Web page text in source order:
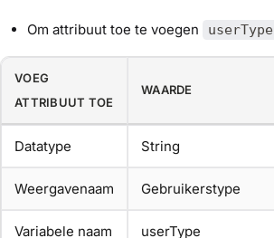
Om attribuut toe te voegen userType
VOEG
ATTRIBUUT TOE
WAARDE
Datatype String
Weergavenaam Gebruikerstype
Variabele naam userType